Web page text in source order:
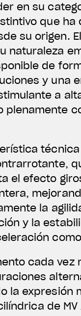
en su
que ha
su origen.
naturaleza
de
y una
a
plenamente
el efecto
la
y la
cada vez
la expresión
de MV